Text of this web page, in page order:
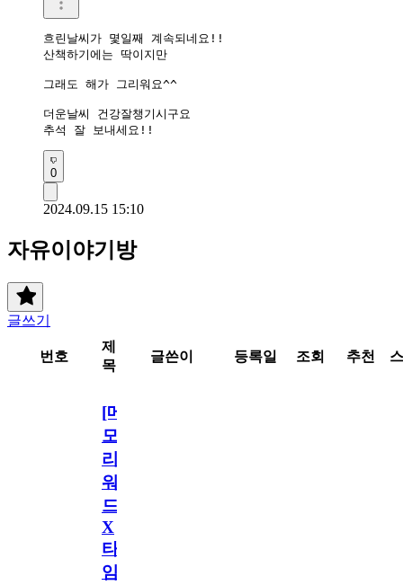
흐린날씨가 몇일째 계속되네요!!
산책하기에는 딱이지만
그래도 해가 그리워요^^
더운날씨 건강잘챙기시구요
추석 잘 보내세요!!
0
2024.09.15 15:10
자유이야기방
글쓰기
번호
제
목
글쓴이 등록일 조회 추천
[메
모
리
워
드
X
타
임